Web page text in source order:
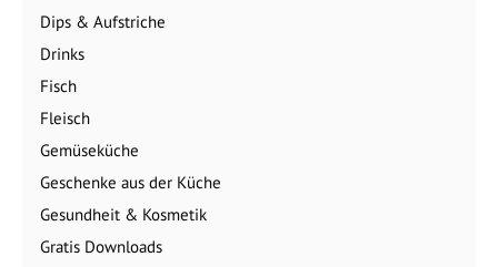
Dips & Aufstriche
Drinks
Fisch
Fleisch
Gemüseküche
Geschenke aus der Küche
Gesundheit & Kosmetik
Gratis Downloads